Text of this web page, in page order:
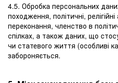
4.5. Обробка персональних
походження, політичні, релігійні
переконання, членство в
спілках, а також даних, що
чи статевого життя (особливі
забороняється.